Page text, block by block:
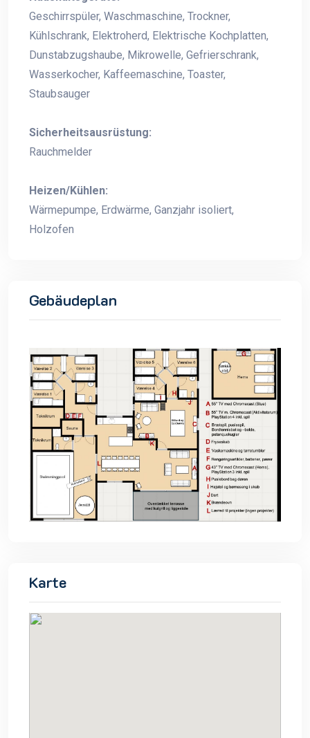
Geschirrspüler, Waschmaschine, Trockner,
Kühlschrank, Elektroherd, Elektrische Kochplatten,
Dunstabzugshaube, Mikrowelle, Gefrierschrank,
Wasserkocher, Kaffeemaschine, Toaster,
Staubsauger
Sicherheitsausrüstung:
Rauchmelder
Heizen/Kühlen:
Wärmepumpe, Erdwärme, Ganzjahr isoliert,
Holzofen
Gebäudeplan
Karte